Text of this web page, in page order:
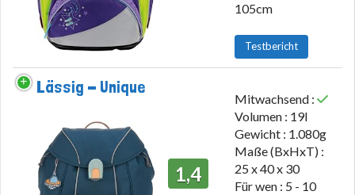
105cm
Testbericht
Lässig - Unique
1,4
Mitwachsend :
Volumen : 19l
Gewicht : 1.080g
Maße (BxHxT) :
25 x 40 x 30
Für wen : 5 - 10